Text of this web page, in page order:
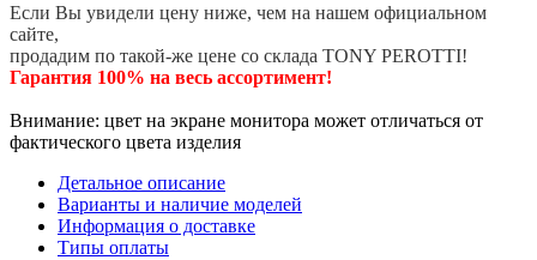
Если Вы увидели цену ниже, чем на нашем официальном
сайте,
продадим по такой-же цене со склада TONY PEROTTI!
Гарантия 100% на весь ассортимент!
Внимание: цвет на экране монитора может отличаться от
фактического цвета изделия
Детальное описание
Варианты и наличие моделей
Информация о доставке
Типы оплаты